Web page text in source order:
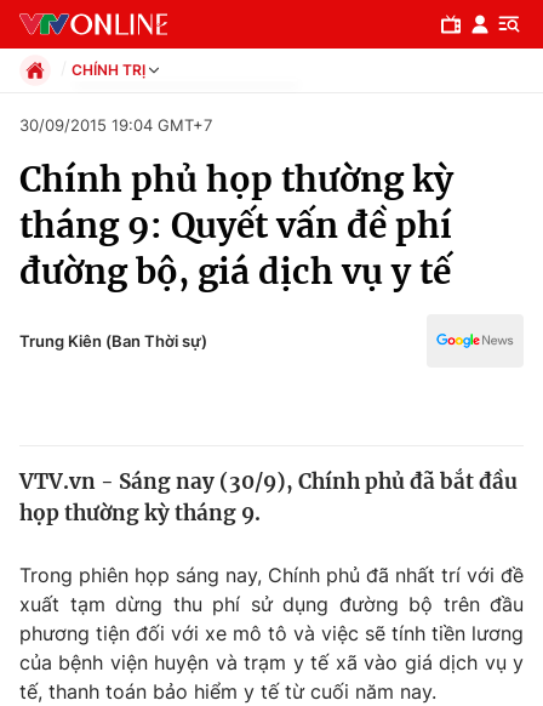
Chuyên mục
Chính trị
Thế giới
Tin tức
Thế giới đó đây
Câu chuyện quốc tế
Kinh tế
Tài chính
Thị trường
Dữ liệu và đời sống
CHÍNH TRỊ
Xã hội
Pháp luật
Kinh tế
Thể thao
Truyền hình
Văn hóa - Giải trí
30/09/2015 19:04 GMT+7
Chính phủ họp thường kỳ
tháng 9: Quyết vấn đề phí
đường bộ, giá dịch vụ y tế
Trung Kiên (Ban Thời sự)
VTV.vn - Sáng nay (30/9), Chính phủ đã bắt đầu
họp thường kỳ tháng 9.
Trong phiên họp sáng nay, Chính phủ đã nhất trí với đề
xuất tạm dừng thu phí sử dụng đường bộ trên đầu
phương tiện đối với xe mô tô và việc sẽ tính tiền lương
của bệnh viện huyện và trạm y tế xã vào giá dịch vụ y
tế, thanh toán bảo hiểm y tế từ cuối năm nay.